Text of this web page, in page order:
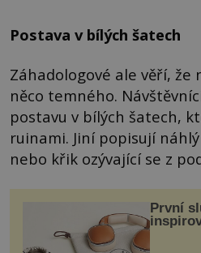
Postava v bílých šatech
Záhadologové ale věří, že
něco temného.
postavu v bílých šatech,
ruinami. Jiní popisují
nebo křik ozývající se z
První